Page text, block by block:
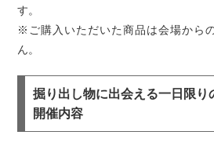
す。
※ご購入いただいた商品は会場から
ん。
掘り出し物に出会える一日限り
開催内容